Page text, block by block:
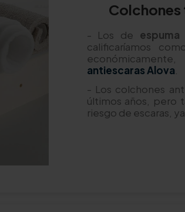
- Los de espuma
calificaríamos
antiescaras Alova
- Los colchones
últimos años, pero
riesgo de escaras,